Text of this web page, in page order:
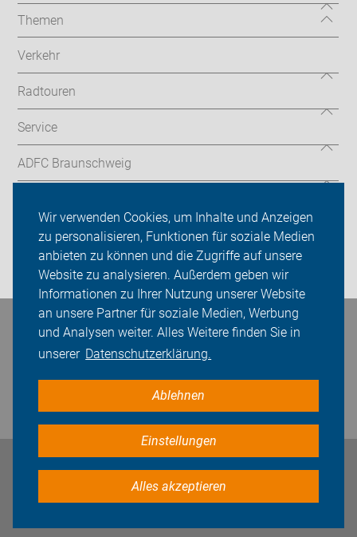
Wir verwenden Cookies, um Inhalte und Anzeigen
zu personalisieren, Funktionen für soziale Medien
anbieten zu können und die Zugriffe auf unsere
Website zu analysieren. Außerdem geben wir
Informationen zu Ihrer Nutzung unserer Website
an unsere Partner für soziale Medien, Werbung
und Analysen weiter. Alles Weitere finden Sie in
unserer Datenschutzerklärung.
Ablehnen
Einstellungen
Alles akzeptieren
Themen
Verkehr
Radtouren
Service
ADFC Braunschweig
Presse
Login
Bleiben Sie in Kontakt